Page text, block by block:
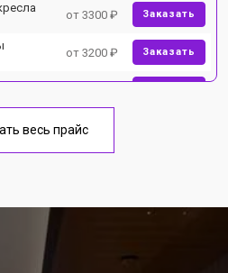
от 3300 ₽ Заказать
от 3200 ₽ Заказать
от 6200 ₽
кресла
весь прайс